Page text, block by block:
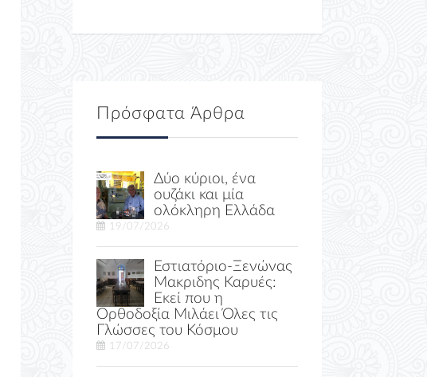
Πρόσφατα Άρθρα
Δύο κύριοι, ένα
ουζάκι και μία
ολόκληρη Ελλάδα
19/07/2026
Εστιατόριο-Ξενώνας
Μακριδης Καρυές:
Εκεί που η
Ορθοδοξία Μιλάει Όλες τις
Γλώσσες του Κόσμου
17/07/2026